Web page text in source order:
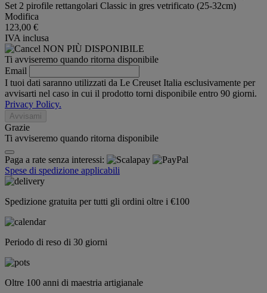
Set 2 pirofile rettangolari Classic in gres vetrificato (25-32cm)
Modifica
123,00 €
IVA inclusa
NON PIÙ DISPONIBILE
Ti avviseremo quando ritorna disponibile
Email
I tuoi dati saranno utilizzati da Le Creuset Italia esclusivamente per
avvisarti nel caso in cui il prodotto torni disponibile entro 90 giorni.
Privacy Policy.
Avvisami
Grazie
Ti avviseremo quando ritorna disponibile
Paga a rate senza interessi:
Spese di spedizione applicabili
Spedizione gratuita per tutti gli ordini oltre i €100
Periodo di reso di 30 giorni
Oltre 100 anni di maestria artigianale